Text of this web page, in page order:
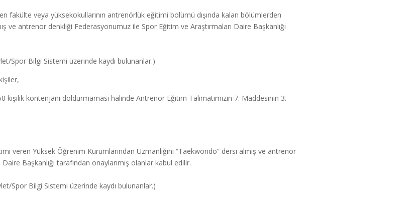
fakülte veya yüksekokullarının antrenörlük eğitimi bölümü dışında kalan bölümlerden
ve antrenör denkliği Federasyonumuz ile Spor Eğitim ve Araştırmaları Daire Başkanlığı
Spor Bilgi Sistemi üzerinde kaydı bulunanlar.)
kişilik kontenjanı doldurmaması halinde Antrenör Eğitim Talimatımızın 7. Maddesinin 3.
veren Yüksek Öğrenim Kurumlarından Uzmanlığını “Taekwondo” dersi almış ve antrenör
Başkanlığı tarafından onaylanmış olanlar kabul edilir.
Spor Bilgi Sistemi üzerinde kaydı bulunanlar.)